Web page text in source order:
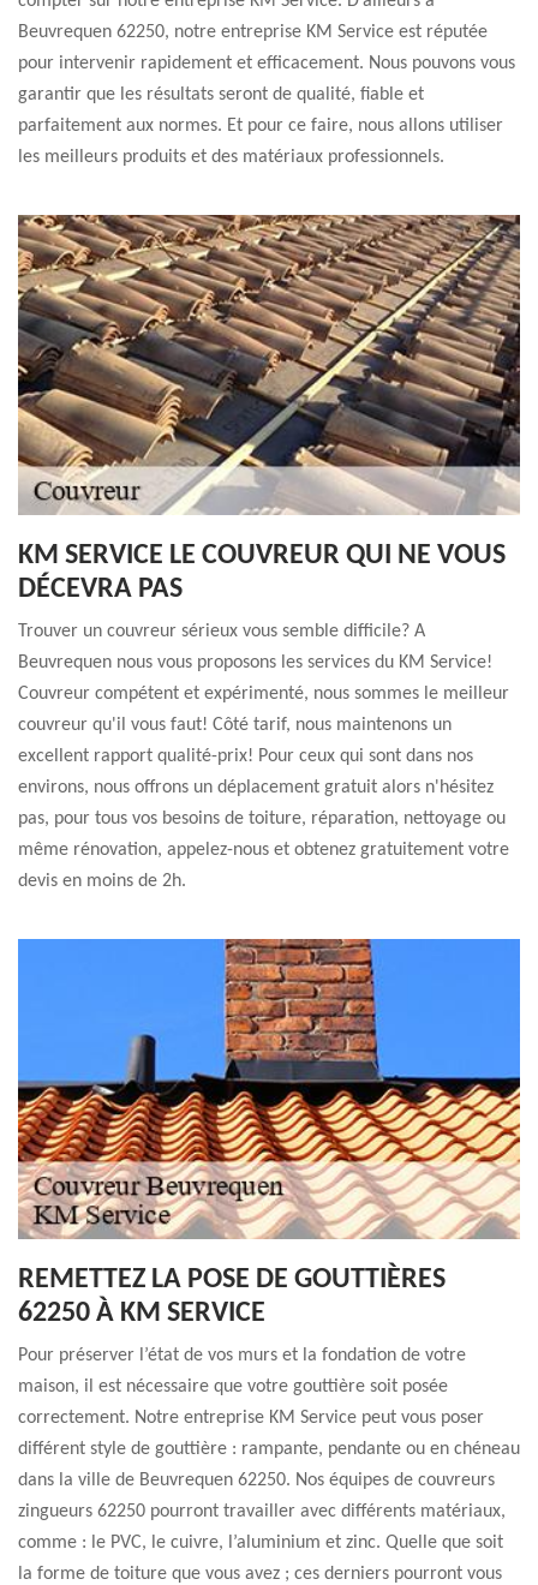
Beuvrequen 62250, notre entreprise KM Service est réputée
pour intervenir rapidement et efficacement. Nous pouvons vous
garantir que les résultats seront de qualité, fiable et
parfaitement aux normes. Et pour ce faire, nous allons utiliser
les meilleurs produits et des matériaux professionnels.
KM SERVICE LE COUVREUR QUI NE VOUS
DÉCEVRA PAS
Trouver un couvreur sérieux vous semble difficile? A
Beuvrequen nous vous proposons les services du KM Service!
Couvreur compétent et expérimenté, nous sommes le meilleur
couvreur qu'il vous faut! Côté tarif, nous maintenons un
excellent rapport qualité-prix! Pour ceux qui sont dans nos
environs, nous offrons un déplacement gratuit alors n'hésitez
pas, pour tous vos besoins de toiture, réparation, nettoyage ou
même rénovation, appelez-nous et obtenez gratuitement votre
devis en moins de 2h.
REMETTEZ LA POSE DE GOUTTIÈRES
62250 À KM SERVICE
Pour préserver l’état de vos murs et la fondation de votre
maison, il est nécessaire que votre gouttière soit posée
correctement. Notre entreprise KM Service peut vous poser
différent style de gouttière : rampante, pendante ou en chéneau
dans la ville de Beuvrequen 62250. Nos équipes de couvreurs
zingueurs 62250 pourront travailler avec différents matériaux,
comme : le PVC, le cuivre, l’aluminium et zinc. Quelle que soit
la forme de toiture que vous avez ; ces derniers pourront vous